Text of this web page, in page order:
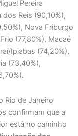
Pereira
dos Reis (90,10%),
Nova Friburgo
(77,80%), Macaé
Ipiabas (74,20%),
(73,40%),
Rio de Janeiro
confirmam que a
está no caminho